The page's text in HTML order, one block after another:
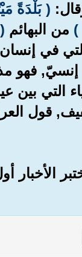
( بَلْدَةً
) من البهائم
في
إنسيّ, فهو
التي بين
قول
الأخبار